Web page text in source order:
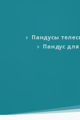
Пандусы
Пандус для